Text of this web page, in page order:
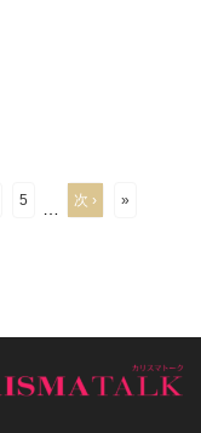
5 次 › »